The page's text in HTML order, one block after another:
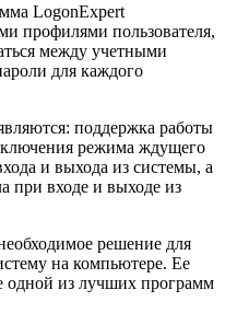
LogonExpert
профилями пользователя,
между учетными
для каждого
поддержка работы
режима ждущего
и выхода из системы, а
при входе и выходе из
решение для
на компьютере. Ее
одной из лучших программ